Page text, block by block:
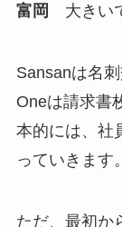
富岡 大きい
Sansanは名
Oneは請求書
本的には、社
っていきます。
ただ、最初か